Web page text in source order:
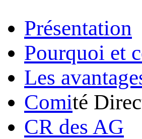
Présentation
Pourquoi et
Les
Comité
CR des AG